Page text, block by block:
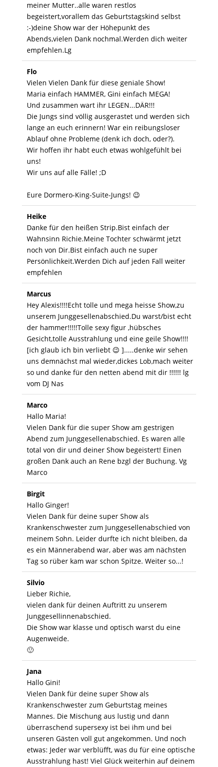
meiner Mutter..alle waren restlos
begeistert,vorallem das Geburtstagskind selbst
:-)deine Show war der Höhepunkt des
Abends,vielen Dank nochmal.Werden dich weiter
empfehlen.Lg
Flo
Vielen Vielen Dank für diese geniale Show!
Maria einfach HAMMER, Gini einfach MEGA!
Und zusammen wart ihr LEGEN...DÄR!!!
Die Jungs sind völlig ausgerastet und werden sich
lange an euch erinnern! War ein reibungsloser
Ablauf ohne Probleme (denk ich doch, oder?).
Wir hoffen ihr habt euch etwas wohlgefühlt bei
uns!
Wir uns auf alle Fälle! ;D
Eure Dormero-King-Suite-Jungs! 😉
Heike
Danke für den heißen Strip.Bist einfach der
Wahnsinn Richie.Meine Tochter schwärmt jetzt
noch von Dir.Bist einfach auch ne super
Persönlichkeit.Werden Dich auf jeden Fall weiter
empfehlen
Marcus
Hey Alexis!!!!Echt tolle und mega heisse Show,zu
unserem Junggesellenabschied.Du warst/bist echt
der hammer!!!!!Tolle sexy figur ,hübsches
Gesicht,tolle Ausstrahlung und eine geile Show!!!!
[ich glaub ich bin verliebt 😉 ].....denke wir sehen
uns demnächst mal wieder,dickes Lob,mach weiter
so und danke für den netten abend mit dir !!!!!! lg
vom DJ Nas
Marco
Hallo Maria!
Vielen Dank für die super Show am gestrigen
Abend zum Junggesellenabschied. Es waren alle
total von dir und deiner Show begeistert! Einen
großen Dank auch an Rene bzgl der Buchung. Vg
Marco
Birgit
Hallo Ginger!
Vielen Dank für deine super Show als
Krankenschwester zum Junggesellenabschied von
meinem Sohn. Leider durfte ich nicht bleiben, da
es ein Männerabend war, aber was am nächsten
Tag so rüber kam war schon Spitze. Weiter so...!
Silvio
Lieber Richie,
vielen dank für deinen Auftritt zu unserem
Junggesellinnenabschied.
Die Show war klasse und optisch warst du eine
Augenweide.
🙂
Jana
Hallo Gini!
Vielen Dank für deine super Show als
Krankenschwester zum Geburtstag meines
Mannes. Die Mischung aus lustig und dann
überraschend supersexy ist bei ihm und bei
unseren Gästen voll gut angekommen. Und noch
etwas: Jeder war verblüfft, was du für eine optische
Ausstrahlung hast! Viel Glück weiterhin auf deinem